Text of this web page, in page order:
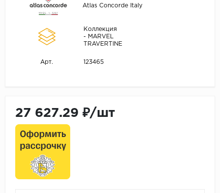
Atlas Concorde Italy
Коллекция
- MARVEL
TRAVERTINE
Арт. 123465
27 627.29 ₽/шт